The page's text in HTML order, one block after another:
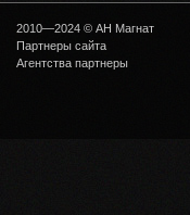
2010—2024 © АН Магнат
Партнеры сайта
Агентства партнеры